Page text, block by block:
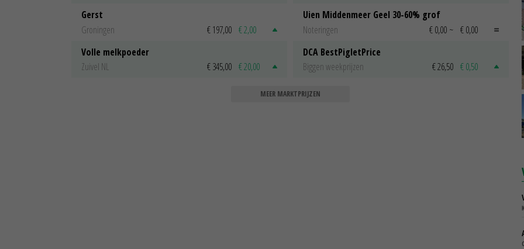
Gerst
Groningen
€ 197,00 € 2,00
Volle melkpoeder
Zuivel NL
€ 345,00 € 20,00
Uien Middenmeer Geel 30-60% grof
Noteringen
€ 0,00 ~ € 0,00
DCA BestPigletPrice
Biggen weekprijzen
€ 26,50 € 0,50
MEER MARKTPRIJZEN